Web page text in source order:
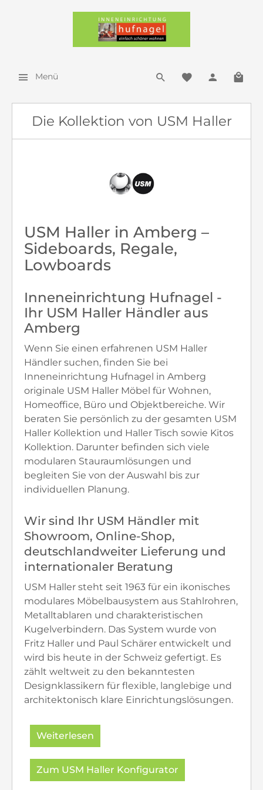
Menü
Die Kollektion von USM Haller
USM Haller in Amberg –
Sideboards, Regale,
Lowboards
Inneneinrichtung Hufnagel -
Ihr USM Haller Händler aus
Amberg
Wenn Sie einen erfahrenen USM Haller
Händler suchen, finden Sie bei
Inneneinrichtung Hufnagel in Amberg
originale USM Haller Möbel für Wohnen,
Homeoffice, Büro und Objektbereiche. Wir
beraten Sie persönlich zu der gesamten USM
Haller Kollektion und Haller Tisch sowie Kitos
Kollektion. Darunter befinden sich viele
modularen Stauraumlösungen und
begleiten Sie von der Auswahl bis zur
individuellen Planung.
Wir sind Ihr USM Händler mit
Showroom, Online-Shop,
deutschlandweiter Lieferung und
internationaler Beratung
USM Haller steht seit 1963 für ein ikonisches
modulares Möbelbausystem aus Stahlrohren,
Metalltablaren und charakteristischen
Kugelverbindern. Das System wurde von
Fritz Haller und Paul Schärer entwickelt und
wird bis heute in der Schweiz gefertigt. Es
zählt weltweit zu den bekanntesten
Designklassikern für flexible, langlebige und
architektonisch klare Einrichtungslösungen.
Weiterlesen
Bei Inneneinrichtung Hufnagel kaufen Sie
original USM Haller Möbel mit persönlicher
Zum USM Haller Konfigurator